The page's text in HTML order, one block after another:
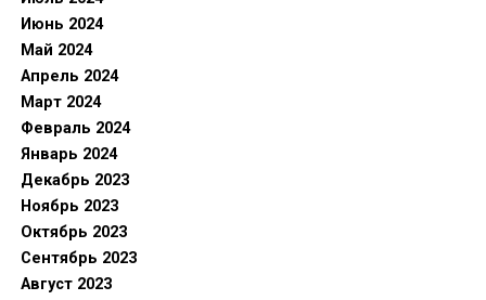
Июнь 2024
Май 2024
Апрель 2024
Март 2024
Февраль 2024
Январь 2024
Декабрь 2023
Ноябрь 2023
Октябрь 2023
Сентябрь 2023
Август 2023